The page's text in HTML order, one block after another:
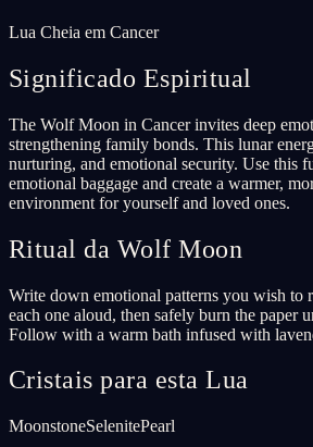
Lua Cheia em Cancer
Significado Espiritual
The Wolf Moon in Cancer invites deep
strengthening family bonds. This lunar
nurturing, and emotional security. Use this
emotional baggage and create a warmer,
environment for yourself and loved ones.
Ritual da Wolf Moon
Write down emotional patterns you wish to
each one aloud, then safely burn the paper
Follow with a warm bath infused with
Cristais para esta Lua
MoonstoneSelenitePearl